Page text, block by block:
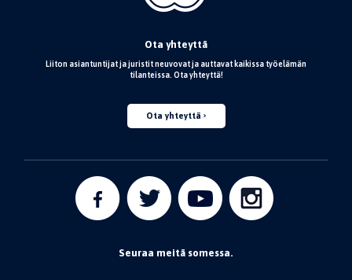
Ota yhteyttä
Liiton asiantuntijat ja juristit neuvovat ja auttavat kaikissa työelämän
tilanteissa. Ota yhteyttä!
Ota yhteyttä
Seuraa meitä somessa.